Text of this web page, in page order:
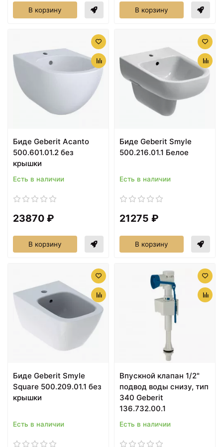
В корзину В корзину
Биде Geberit Acanto
500.601.01.2 без
крышки
Есть в наличии
23870 ₽
В корзину
Биде Geberit Smyle
500.216.01.1 Белое
Есть в наличии
21275 ₽
В корзину
Биде Geberit Smyle
Square 500.209.01.1 без
крышки
Есть в наличии
Впускной клапан 1/2"
подвод воды снизу, тип
340 Geberit
136.732.00.1
Есть в наличии